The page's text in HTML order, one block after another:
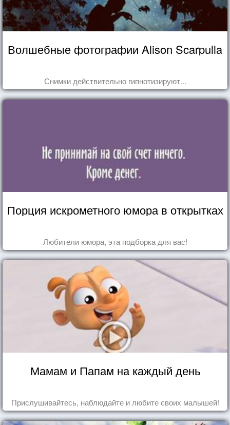
Волшебные фотографии Alison Scarpulla
Снимки действительно гипнотизируют...
Порция искрометного юмора в открытках
Любители юмора, эта подборка для вас!
Мамам и Папам на каждый день
Прислушивайтесь, наблюдайте и любите своих малышей!